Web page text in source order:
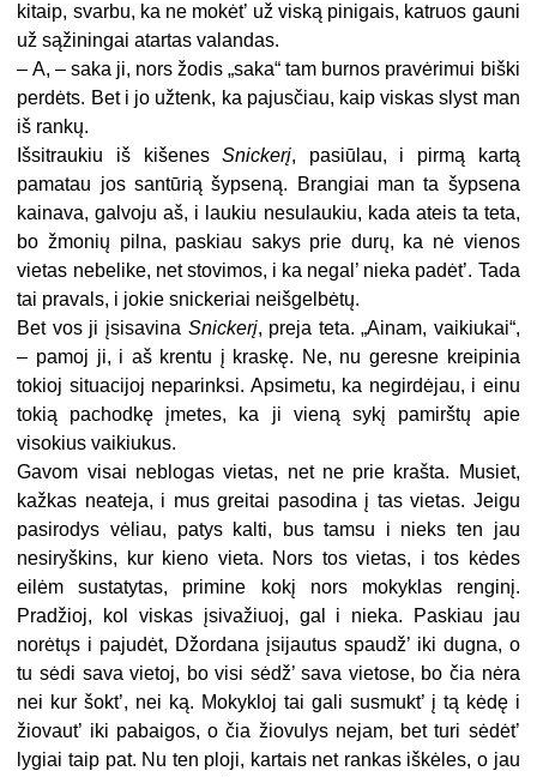
kitaip, svarbu, ka ne mokėt’ už viską pinigais, katruos gauni
už sąžiningai atartas valandas.
– A, – saka ji, nors žodis „saka“ tam burnos pravėrimui biški
perdėts. Bet i jo užtenk, ka pajusčiau, kaip viskas slyst man
iš rankų.
Išsitraukiu iš kišenesSnickerį, pasiūlau, i pirmą kartą
pamatau jos santūrią šypseną. Brangiai man ta šypsena
kainava, galvoju aš, i laukiu nesulaukiu, kada ateis ta teta,
bo žmonių pilna, paskiau sakys prie durų, ka nė vienos
vietas nebelike, net stovimos, i ka negal’ nieka padėt’. Tada
tai pravals, i jokie snickeriai neišgelbėtų.
Bet vos ji įsisavina Snickerį, preja teta. „Ainam, vaikiukai“,
– pamoj ji, i aš krentu į kraskę. Ne, nu geresne kreipinia
tokioj situacijoj neparinksi. Apsimetu, ka negirdėjau, i einu
tokią pachodkę įmetes, ka ji vieną sykį pamirštų apie
visokius vaikiukus.
Gavom visai neblogas vietas, net ne prie krašta. Musiet,
kažkas neateja, i mus greitai pasodina į tas vietas. Jeigu
pasirodys vėliau, patys kalti, bus tamsu i nieks ten jau
nesiryškins, kur kieno vieta. Nors tos vietas, i tos kėdes
eilėm sustatytas, primine kokį nors mokyklas renginį.
Pradžioj, kol viskas įsivažiuoj, gal i nieka. Paskiau jau
norėtųs i pajudėt, Džordana įsijautus spaudž’ iki dugna, o
tu sėdi sava vietoj, bo visi sėdž’ sava vietose, bo čia nėra
nei kur šokt’, nei ką. Mokykloj tai gali susmukt’ į tą kėdę i
žiovaut’ iki pabaigos, o čia žiovulys nejam, bet turi sėdėt’
lygiai taip pat. Nu ten ploji, kartais net rankas iškėles, o jau